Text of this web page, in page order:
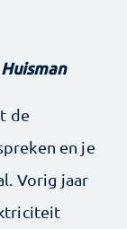
de
en je
Vorig jaar